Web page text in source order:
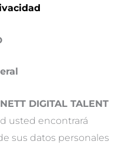
NETT DIGITAL TALENT
usted encontrará
sus datos personales